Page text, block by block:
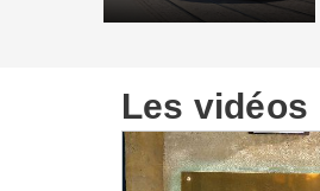
Les vidéos